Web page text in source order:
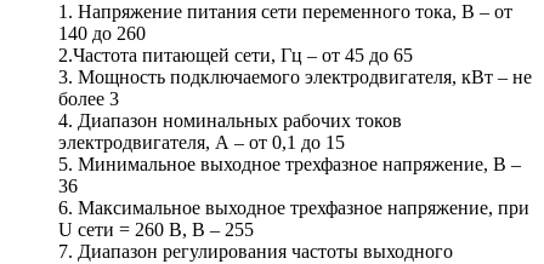
1. Напряжение питания сети переменного тока, В – от
140 до 260
2.Частота питающей сети, Гц – от 45 до 65
3. Мощность подключаемого электродвигателя, кВт – не
более 3
4. Диапазон номинальных рабочих токов
электродвигателя, А – от 0,1 до 15
5. Минимальное выходное трехфазное напряжение, В –
36
6. Максимальное выходное трехфазное напряжение, при
U сети = 260 В, В – 255
7. Диапазон регулирования частоты выходного